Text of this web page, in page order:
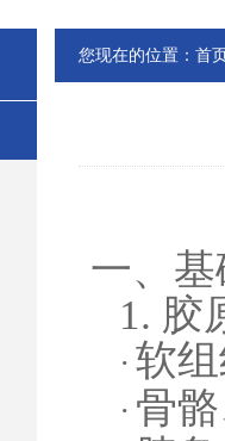
您现在的位置： 首
一、
1. 胶
· 软
· 骨